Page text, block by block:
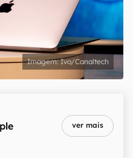
Ivo/Canaltech
ver mais